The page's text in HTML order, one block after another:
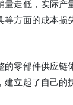
量走低，实际产
等方面的成本损
的零部件供应链
建立起了自己的